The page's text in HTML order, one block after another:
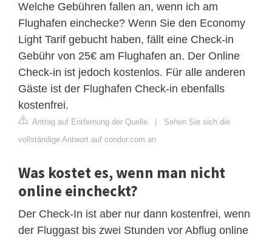
Welche Gebühren fallen an, wenn ich am
Flughafen einchecke? Wenn Sie den Economy
Light Tarif gebucht haben, fällt eine Check-in
Gebühr von 25€ am Flughafen an. Der Online
Check-in ist jedoch kostenlos. Für alle anderen
Gäste ist der Flughafen Check-in ebenfalls
kostenfrei.
Antrag auf Entfernung der Quelle
Sehen Sie sich die
vollständige Antwort auf condor.com an
Was kostet es, wenn man nicht
online eincheckt?
Der Check-In ist aber nur dann kostenfrei, wenn
der Fluggast bis zwei Stunden vor Abflug online